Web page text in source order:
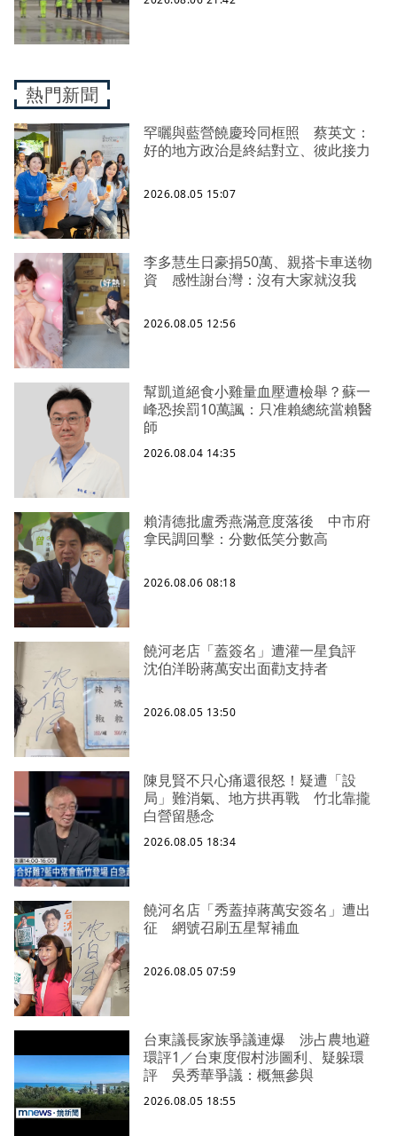
熱門新聞
罕曬與藍營饒慶玲同框照 蔡英文：
好的地方政治是終結對立、彼此接力
2026.08.05 15:07
李多慧生日豪捐50萬、親搭卡車送物
資 感性謝台灣：沒有大家就沒我
2026.08.05 12:56
幫凱道絕食小雞量血壓遭檢舉？蘇一
峰恐挨罰10萬諷：只准賴總統當賴醫
師
2026.08.04 14:35
賴清德批盧秀燕滿意度落後 中市府
拿民調回擊：分數低笑分數高
2026.08.06 08:18
饒河老店「蓋簽名」遭灌一星負評
沈伯洋盼蔣萬安出面勸支持者
2026.08.05 13:50
陳見賢不只心痛還很怒！疑遭「設
局」難消氣、地方拱再戰 竹北靠攏
白營留懸念
2026.08.05 18:34
饒河名店「秀蓋掉蔣萬安簽名」遭出
征 網號召刷五星幫補血
2026.08.05 07:59
台東議長家族爭議連爆 涉占農地避
環評1／台東度假村涉圖利、疑躲環
評 吳秀華爭議：概無參與
2026.08.05 18:55